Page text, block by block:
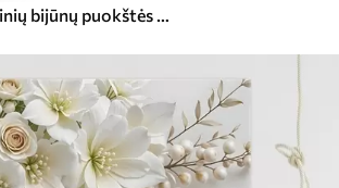
Gražių baltų ir rožinių bijūnų puokštės paveikslas stiklinėje vazoje ant medinio stalo